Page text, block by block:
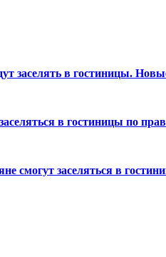
заселять в гостиницы.
в гостиницы по
смогут заселяться в